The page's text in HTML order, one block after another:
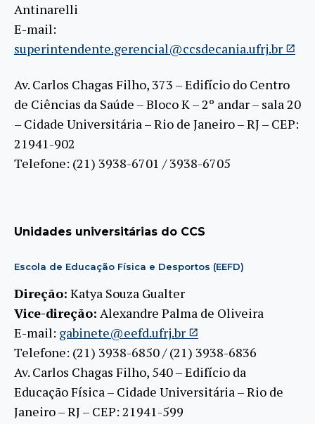
Antinarelli
E-mail:
superintendente.gerencial@ccsdecania.ufrj.br
Av. Carlos Chagas Filho, 373 – Edifício do Centro
de Ciências da Saúde – Bloco K – 2º andar – sala 20
– Cidade Universitária – Rio de Janeiro – RJ – CEP:
21941-902
Telefone: (21) 3938-6701 / 3938-6705
Unidades universitárias do CCS
Escola de Educação Física e Desportos (EEFD)
Direção: Katya Souza Gualter
Vice-direção: Alexandre Palma de Oliveira
E-mail: gabinete@eefd.ufrj.br
Telefone: (21) 3938-6850 / (21) 3938-6836
Av. Carlos Chagas Filho, 540 – Edifício da
Educação Física – Cidade Universitária – Rio de
Janeiro – RJ – CEP: 21941-599